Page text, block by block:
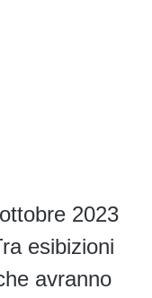
2023
esibizioni
avranno